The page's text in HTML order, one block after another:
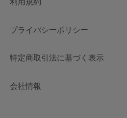
プライバシーポリシー
特定商取引法に基づく表示
会社情報